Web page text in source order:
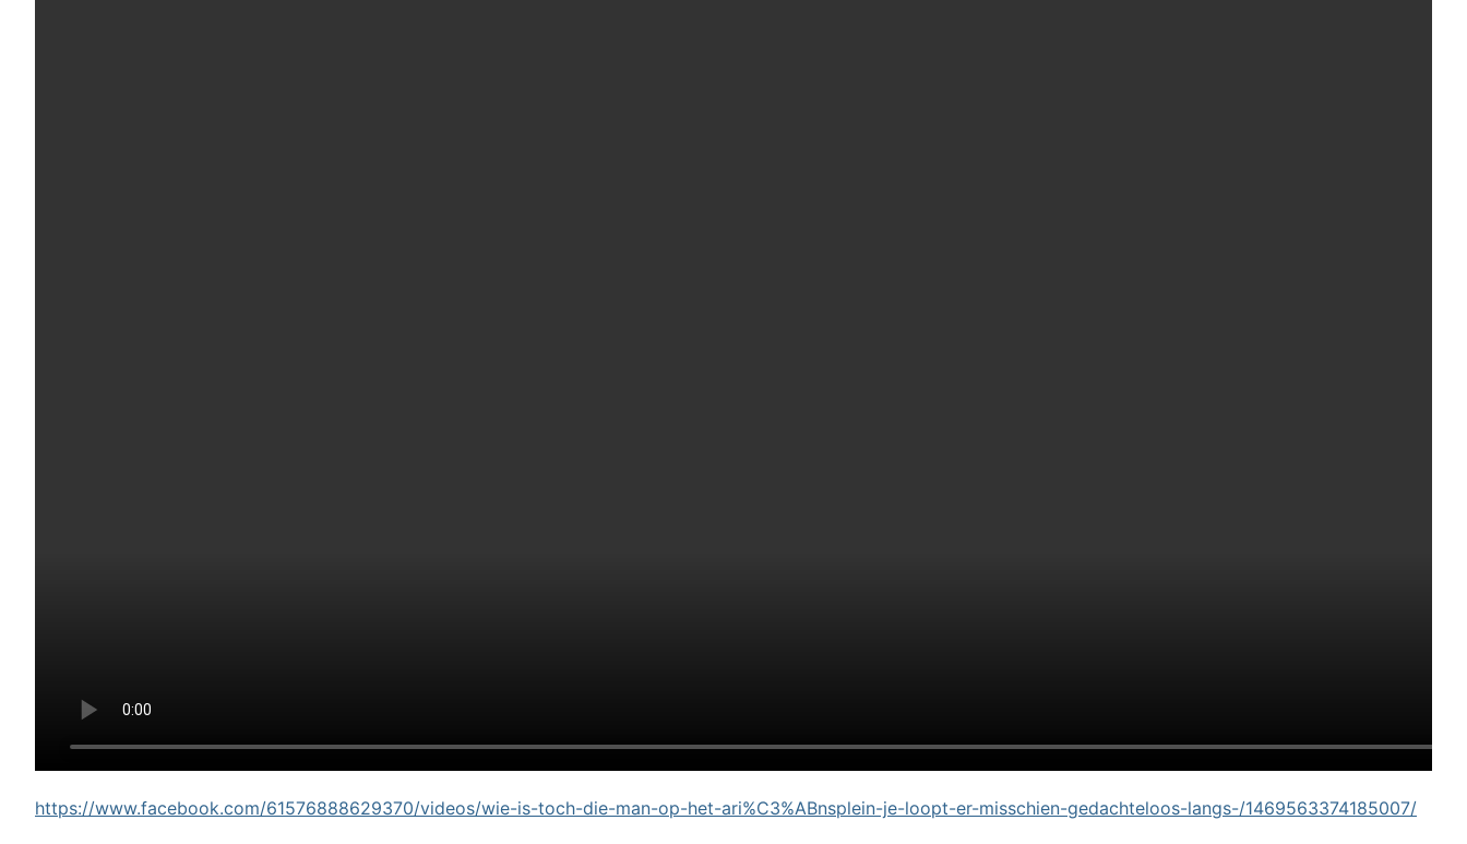
https://www.facebook.com/61576888629370/videos/wie-is-toch-die-man-op-het-ari%C3%ABnsplein-je-loopt-er-misschien-gedachteloos-langs-/1469563374185007/